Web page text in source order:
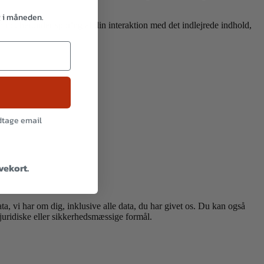
herunder sporing af din interaktion med det indlejrede indhold,
vi har om dig, inklusive alle data, du har givet os. Du kan også
eller sikkerhedsmæssige formål.
måneden.
email